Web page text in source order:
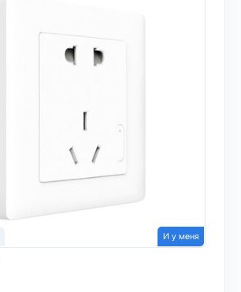
И у меня